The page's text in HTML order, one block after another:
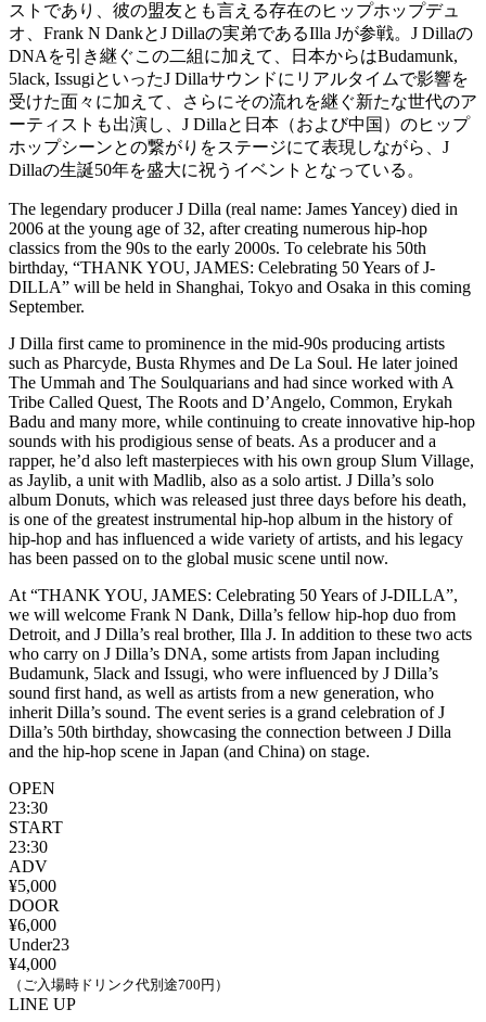
ストであり、 彼の盟友とも言える存在のヒップホップデュ
オ、Frank N DankとJ Dillaの実弟であるIlla Jが参戦。J Dillaの
DNAを引き継ぐこの二組に加えて、
日本からはBudamunk,
5lack, IssugiといったJ Dillaサウンドにリアルタイムで影響を
受けた面々に加えて、
さらにその流れを継ぐ新たな世代のア
ーティストも出演し、J Dillaと日本（および中国） のヒップ
ホップシーンとの繋がりをステージにて表現しながら、J
Dillaの生誕50年を盛大に祝うイベントとなっている。
The legendary producer J Dilla (real name: James Yancey) died in
2006 at the young age of 32, after creating numerous hip-hop
classics from the 90s to the early 2000s. To celebrate his 50th
birthday, “THANK YOU, JAMES: Celebrating 50 Years of J-
DILLA” will be held in Shanghai, Tokyo and Osaka in this coming
September.
J Dilla first came to prominence in the mid-90s producing artists
such as Pharcyde, Busta Rhymes and De La Soul. He later joined
The Ummah and The Soulquarians and had since worked with A
Tribe Called Quest, The Roots and D’Angelo, Common, Erykah
Badu and many more, while continuing to create innovative hip-hop
sounds with his prodigious sense of beats. As a producer and a
rapper, he’d also left masterpieces with his own group Slum Village,
as Jaylib, a unit with Madlib, also as a solo artist. J Dilla’s solo
album Donuts, which was released just three days before his death,
is one of the greatest instrumental hip-hop album in the history of
hip-hop and has influenced a wide variety of artists, and his legacy
has been passed on to the global music scene until now.
At “THANK YOU, JAMES: Celebrating 50 Years of J-DILLA”,
we will welcome Frank N Dank, Dilla’s fellow hip-hop duo from
Detroit, and J Dilla’s real brother, Illa J. In addition to these two acts
who carry on J Dilla’s DNA, some artists from Japan including
Budamunk, 5lack and Issugi, who were influenced by J Dilla’s
sound first hand, as well as artists from a new generation, who
inherit Dilla’s sound. The event series is a grand celebration of J
Dilla’s 50th birthday, showcasing the connection between J Dilla
and the hip-hop scene in Japan (and China) on stage.
OPEN
23:30
START
23:30
ADV
¥5,000
DOOR
¥6,000
Under23
¥4,000
（ご入場時ドリンク代別途700円）
LINE UP